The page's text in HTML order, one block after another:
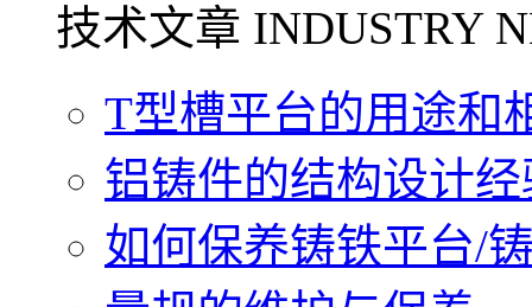
技术文章 INDUSTRY
T型槽平台的用途和
铝铸件的结构设计经
如何保养铸铁平台/